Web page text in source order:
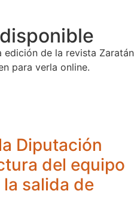
de la revista Zaratán
para verla online.
Diputación
del equipo
salida de